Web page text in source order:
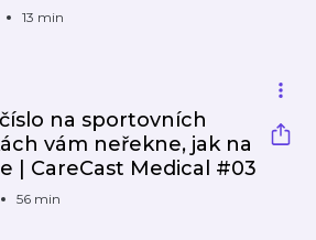
13 min
na sportovních
vám neřekne, jak na
| CareCast Medical #03
56 min